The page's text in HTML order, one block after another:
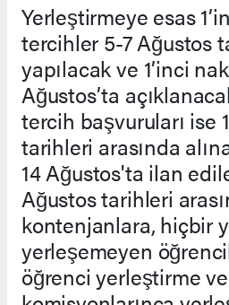
Yerleştirmeye esas
tercihler 5-7 Ağustos
yapılacak ve 1’inci
Ağustos’ta
tercih başvuruları ise
tarihleri arasında
14 Ağustos'ta ilan
Ağustos tarihleri
kontenjanlara, hiçbir
yerleşemeyen
öğrenci yerleştirme